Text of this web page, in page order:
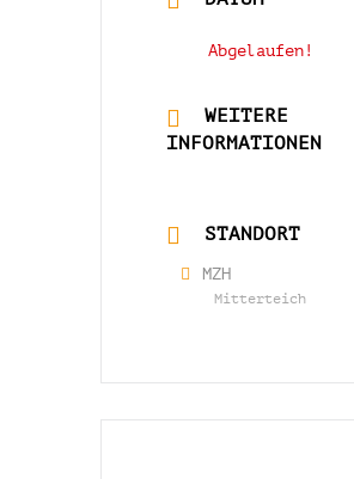
Abgelaufen!
WEITERE
INFORMATIONEN
STANDORT
MZH
Mitterteich